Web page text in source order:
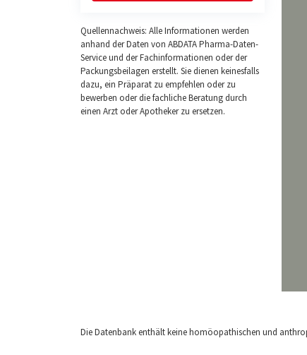
Quellennachweis: Alle Informationen werden
anhand der Daten von ABDATA Pharma-Daten-
Service und der Fachinformationen oder der
Packungsbeilagen erstellt. Sie dienen keinesfalls
dazu, ein Präparat zu empfehlen oder zu
bewerben oder die fachliche Beratung durch
einen Arzt oder Apotheker zu ersetzen.
Die Datenbank enthält keine homöopathischen und